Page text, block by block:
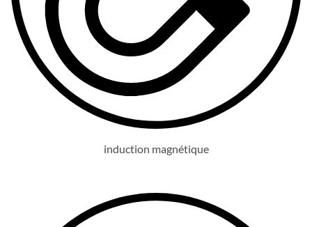
induction magnétique